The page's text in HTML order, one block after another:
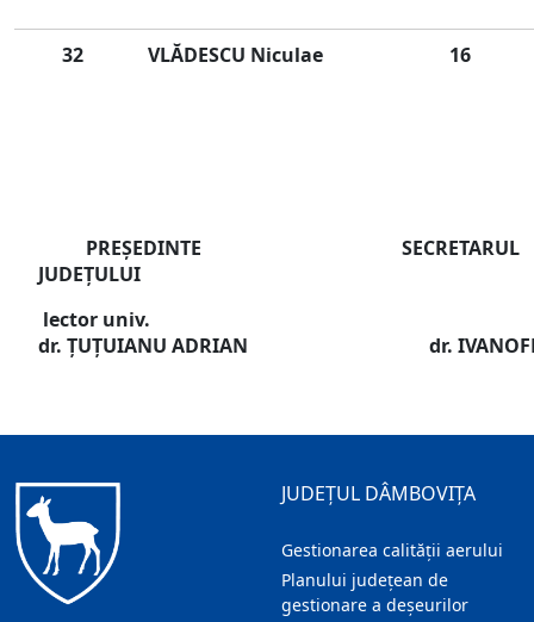
32 VLĂDESCU Niculae 16
PREŞEDINTE SECRETARUL
JUDEŢULUI
lector univ.
dr. ŢUŢUIANU ADRIAN dr.
JUDEȚUL DÂMBOVIȚA
Gestionarea calității aerului
Planului județean de
gestionare a deșeurilor